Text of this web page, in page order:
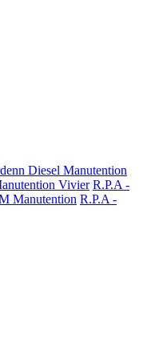
Diesel Manutention
Vivier R.P.A -
Manutention R.P.A -